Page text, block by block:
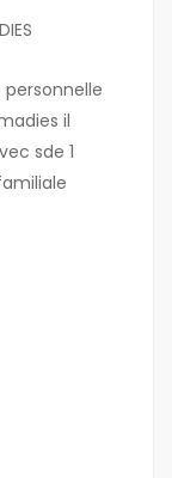
il
sde 1